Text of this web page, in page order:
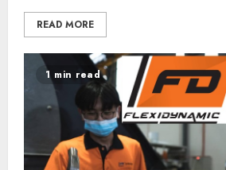
READ MORE
1 min read